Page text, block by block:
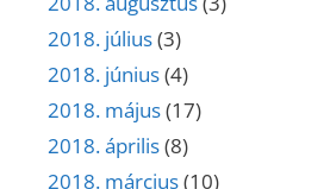
2018. július(3)
2018. június(4)
2018. május(17)
2018. április(8)
2018. március(10)